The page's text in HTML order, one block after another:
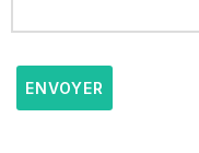
ENVOYER